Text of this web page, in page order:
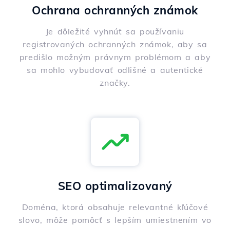
Ochrana ochranných známok
Je dôležité vyhnúť sa používaniu
registrovaných ochranných známok, aby sa
predišlo možným právnym problémom a aby
sa mohlo vybudovať odlišné a autentické
značky.
SEO optimalizovaný
Doména, ktorá obsahuje relevantné kľúčové
slovo, môže pomôcť s lepším umiestnením vo